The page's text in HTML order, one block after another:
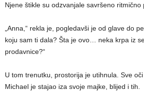
Njene štikle su odzvanjale savršeno ritmično
„Anna,“ rekla je, pogledavši je od glave do
koju sam ti dala? Šta je ovo… neka krpa iz
prodavnice?“
U tom trenutku, prostorija je utihnula. Sve oči
Michael je stajao iza svoje majke, blijed i tih.